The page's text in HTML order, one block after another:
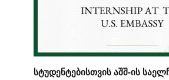
სტუდენტებისთვის აშშ-ის